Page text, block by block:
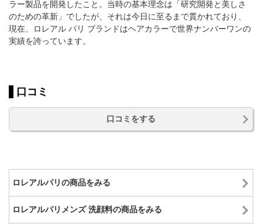
ラー製品を開発したこと。当時の基本理念は「研究開発と美しさ
のための革新」でしたが、それは今日に至るまで貫かれており、
現在、ロレアル パリ ブランドはヘアカラーで世界ナンバーワンの
実績を誇っています。
口コミ
口コミをする
ロレアルパリの商品をみる
ロレアルパリメンズ 洗顔料の商品をみる